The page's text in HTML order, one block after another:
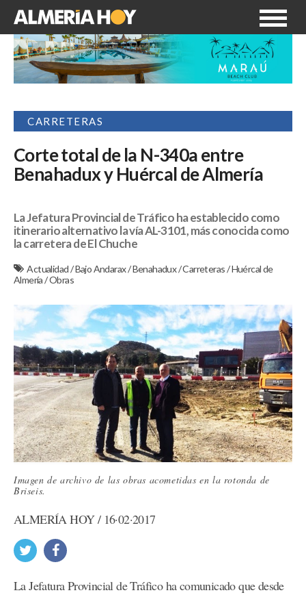
CARRETERAS
Corte total de la N-340a entre
Benahadux y Huércal de Almería
La Jefatura Provincial de Tráfico ha establecido como
itinerario alternativo la vía AL-3101, más conocida como
la carretera de El Chuche
Actualidad/Bajo Andarax/Benahadux/Carreteras/Huércal de
Almería/Obras
Imagen de archivo de las obras acometidas en la rotonda de
Briseis.
ALMERÍA HOY / 16·02·2017
La Jefatura Provincial de Tráfico ha comunicado que desde